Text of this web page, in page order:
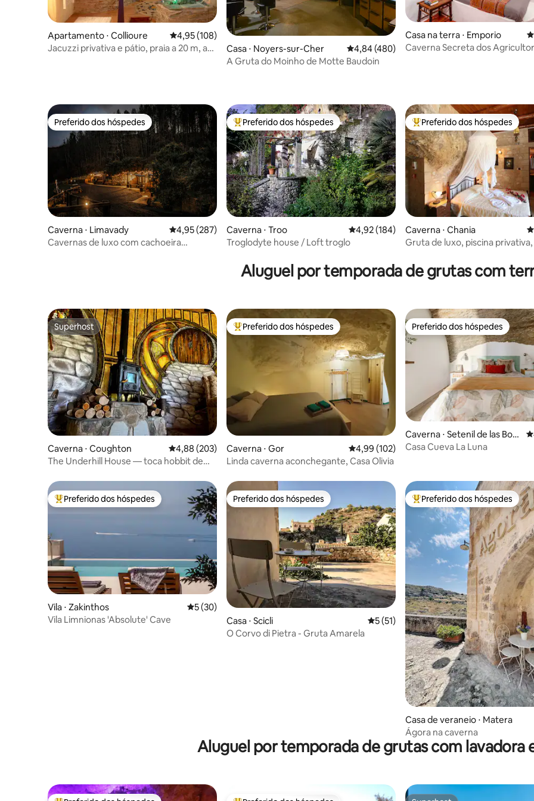
Apartamento ⋅ Collioure 4,95 de uma avaliação média de 5, 108 avaliações
4,95 (108)
Jacuzzi privativa e pátio, praia a 20 m, ar-
Casa ⋅ Noyers-sur-Cher 4,84 de uma avaliação média de 5, 480
4,84 (480)
A Gruta do Moinho de Motte Baudoin
Casa na terra ⋅ Emporio
Caverna Secreta dos
Preferido dos hóspedes
Preferido dos hóspedes
Caverna ⋅ Limavady 4,95 de uma avaliação média de 5, 287 avaliações
4,95 (287)
Cavernas de luxo com cachoeira
Entre os melhores preferidos dos hóspedes
Preferido dos hóspedes
Caverna ⋅ Troo 4,92 de uma avaliação média de 5, 184
4,92 (184)
Troglodyte house / Loft troglo
Entre os melhores preferidos
Preferido dos hóspedes
Caverna ⋅ Chania
Gruta de luxo, piscina privativa,
Aluguel por temporada de grutas com
Superhost
Superhost
Caverna ⋅ Coughton 4,88 de uma avaliação média de 5, 203 avaliações
4,88 (203)
The Underhill House — toca hobbit de
Entre os melhores preferidos dos hóspedes
Preferido dos hóspedes
Caverna ⋅ Gor 4,99 de uma avaliação média de 5, 102
4,99 (102)
Linda caverna aconchegante, Casa Olivia
Preferido dos hóspedes
Preferido dos hóspedes
Caverna ⋅ Setenil de las Bod
egas
Casa Cueva La Luna
Entre os melhores preferidos dos hóspedes
Preferido dos hóspedes
Vila ⋅ Zakinthos 5 de uma avaliação média de 5, 30 avaliações
5 (30)
Vila Limnionas 'Absolute' Cave
Preferido dos hóspedes
Preferido dos hóspedes
Casa ⋅ Scicli 5 de uma avaliação média de 5, 51
5 (51)
O Corvo di Pietra - Gruta Amarela
Entre os melhores preferidos
Preferido dos hóspedes
Casa de veraneio ⋅ Matera
Ágora na caverna
Aluguel por temporada de grutas com lavadora